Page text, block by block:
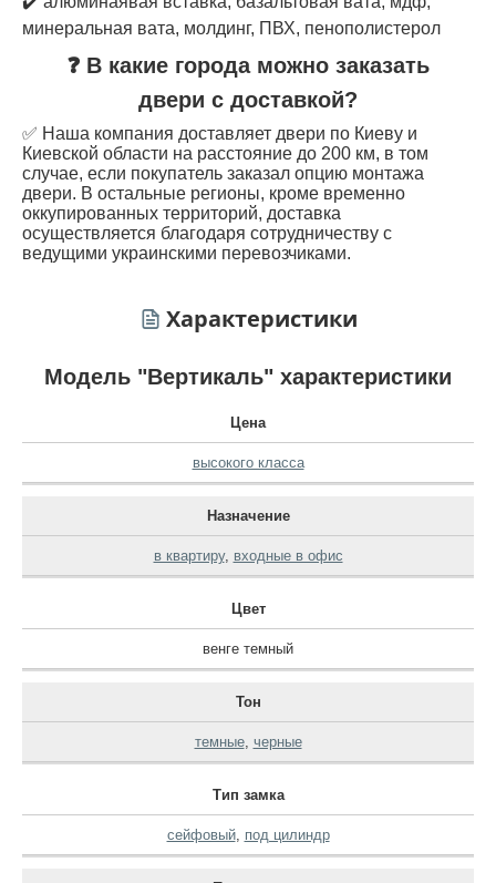
минеральная вата, молдинг, ПВХ, пенополистерол
❓ В какие города можно заказать
двери с доставкой?
✅ Наша компания доставляет двери по Киеву и
Киевской области на расстояние до 200 км, в том
случае, если покупатель заказал опцию монтажа
двери. В остальные регионы, кроме временно
оккупированных территорий, доставка
осуществляется благодаря сотрудничеству с
ведущими украинскими перевозчиками.
Характеристики
Модель "Вертикаль" характеристики
Цена
высокого класса
Назначение
в квартиру, входные в офис
Цвет
венге темный
Тон
темные, черные
Тип замка
сейфовый, под цилиндр